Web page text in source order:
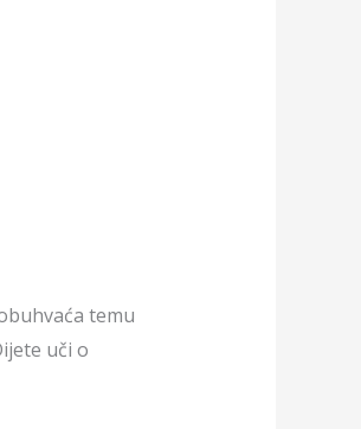
temu
uči o